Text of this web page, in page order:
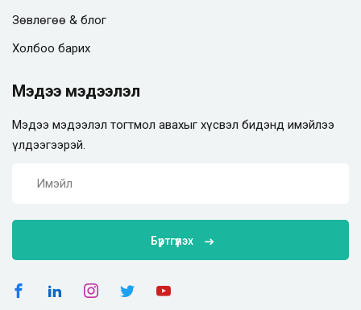
Зөвлөгөө & блог
Холбоо барих
Мэдээ мэдээлэл
Мэдээ мэдээлэл тогтмол авахыг хүсвэл бидэнд имэйлээ
үлдээгээрэй.
Бүртгүүлэх